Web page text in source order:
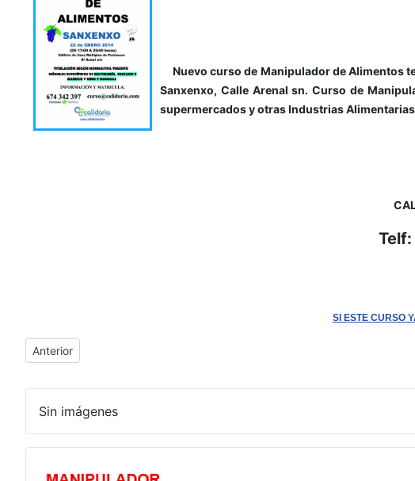
Nuevo curso de Manipulador de Alimentos
Sanxenxo, Calle Arenal sn. Curso de
supermercados y otras Industrias
SI ESTE CURSO
Artículo anterior: Concello de Cambados - Cofradía de Pescadores -
Anterior
Sin imágenes